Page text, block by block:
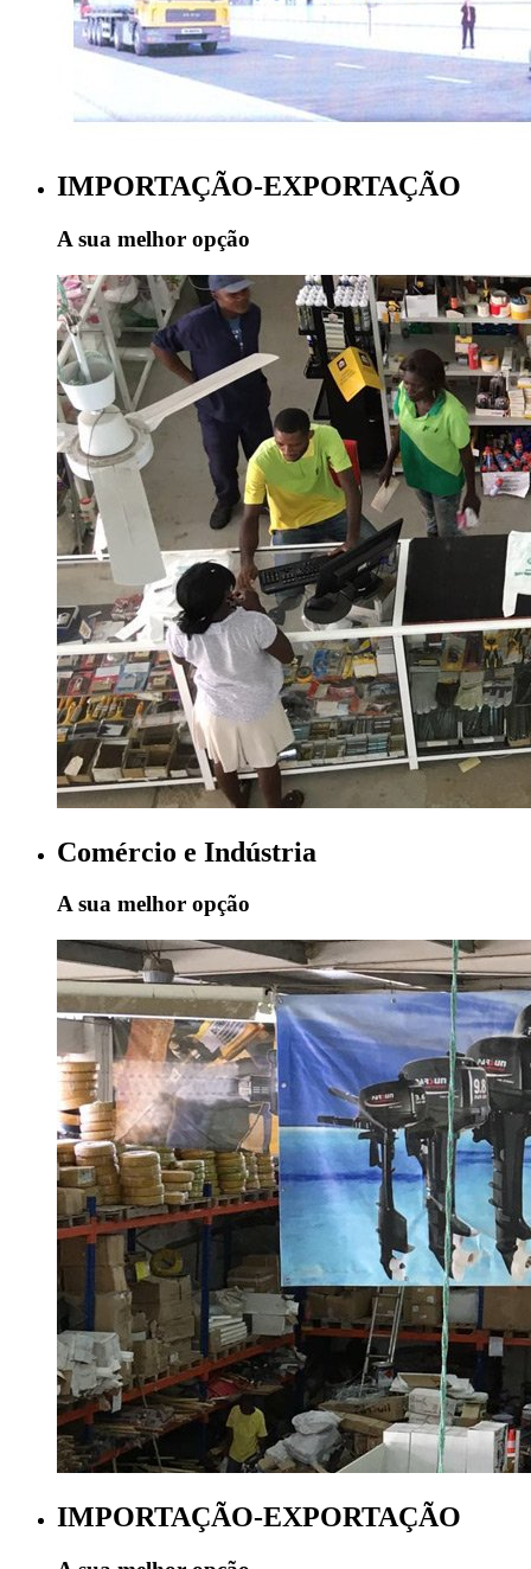
IMPORTAÇÃO-EXPORTAÇÃO
A sua melhor opção
Comércio e Indústria
A sua melhor opção
IMPORTAÇÃO-EXPORTAÇÃO